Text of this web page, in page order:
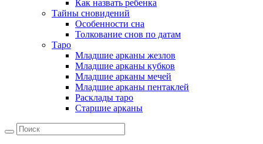
Как назвать ребенка
Тайны сновидений
Особенности сна
Толкование снов по датам
Таро
Младшие арканы жезлов
Младшие арканы кубков
Младшие арканы мечей
Младшие арканы пентаклей
Расклады таро
Старшие арканы